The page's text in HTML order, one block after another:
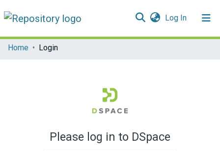
Log In(current)
Communities & Collections
Home Login
Please log in to DSpace